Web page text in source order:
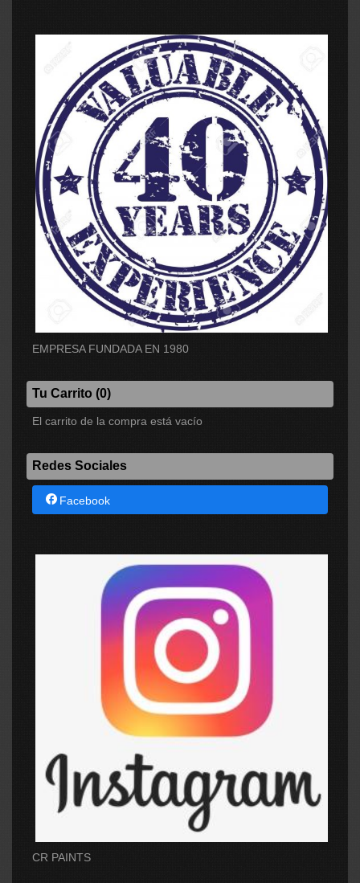
EMPRESA FUNDADA EN 1980
Tu Carrito (0)
El carrito de la compra está vacío
Redes Sociales
Facebook
CR PAINTS